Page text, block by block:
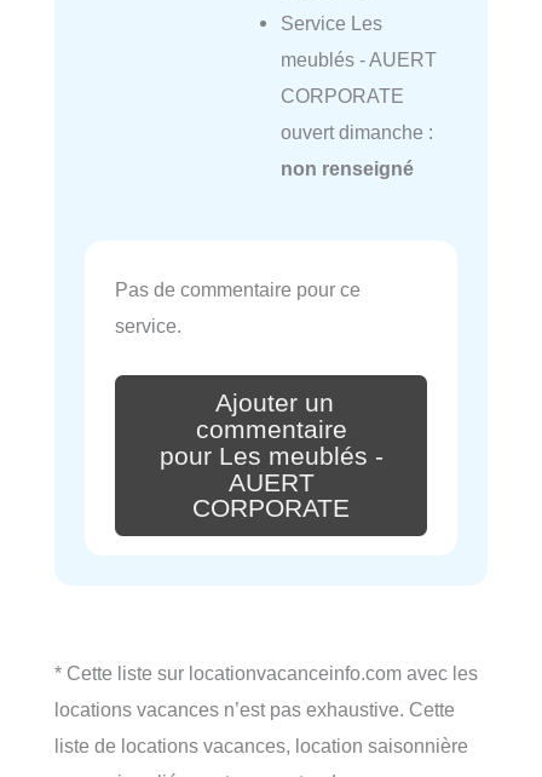
Service Les
meublés - AUERT
CORPORATE
ouvert dimanche :
non renseigné
Pas de commentaire pour ce
service.
Ajouter un
commentaire
pour Les meublés -
AUERT
CORPORATE
* Cette liste sur locationvacanceinfo.com avec les
locations vacances n’est pas exhaustive. Cette
liste de locations vacances, location saisonnière